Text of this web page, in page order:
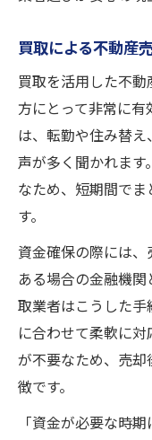
買取による不動産
買取を活用した不
方にとって非常に有
は、転勤や住み替
声が多く聞かれます
なため、短期間で
す。
資金確保の際には
ある場合の金融機
取業者はこうした手
に合わせて柔軟に
が不要なため、売
徴です。
「資金が必要な時